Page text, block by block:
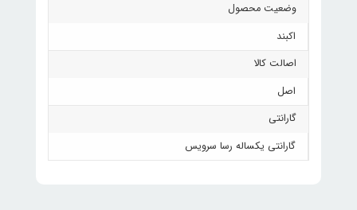
وضعیت محصول
اکبند
اصالت کالا
اصل
گارانتی
گارانتی یکساله رسا سرویس